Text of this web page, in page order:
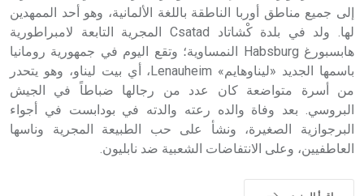
إلى جميع مناطق أوربا الناطقة باللغة الألمانية، وهو أحد الممهدين
لها. ولد في بلدة كْشاتاد Csatad المجرية التابعة لامبراطورية
هابسبورغ Habsburg النمساوية؛ وتقع اليوم في جمهورية رومانيا
باسمها الجديد «ليناوهايم» Lenauheim، أي بيت ليناو، وهو يتحدر
من أسرة متواضعة كان عدد من رجالها ضباطاً في الجيش
البروسي. بعد وفاة والده رعته والدته في بودابست في أجواء
البرجوازية الصغيرة، ونشأ على حب الطبيعة المجرية وناسها
العاطفيين، وعلى الانتفاضات الشعبية ضد نابليون.